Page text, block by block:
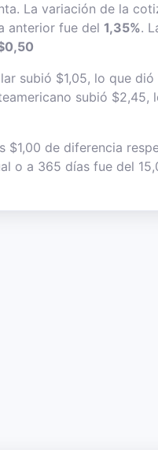
La variación de la
anterior fue del 1,35%.
subió $1,05, lo que
subió $2,45,
$1,00 de diferencia
o a 365 días fue del